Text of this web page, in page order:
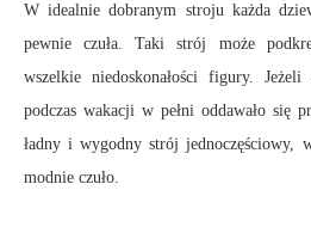
W idealnie dobranym stroju każda
pewnie czuła. Taki strój może
wszelkie niedoskonałości figury.
podczas wakacji w pełni oddawało się
ładny i wygodny strój jednoczęściowy,
modnie czuło.